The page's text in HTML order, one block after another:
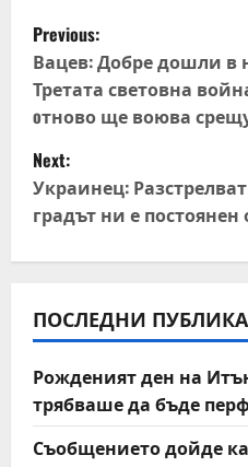
P
o
s
t
n
a
v
i
g
a
Previous:
Вацев: Добре дошли в
Третата световна
oтново ще воюва
Next:
Украинец:
градът ни е постоянен
ПОСЛЕДНИ
Рожденият ден на
трябваше да бъде
Съобщението дойде